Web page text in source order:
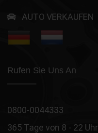
AUTO VERKAUFEN
Rufen Sie Uns An
0800-0044333
365 Tage von 8 - 22 Uhr